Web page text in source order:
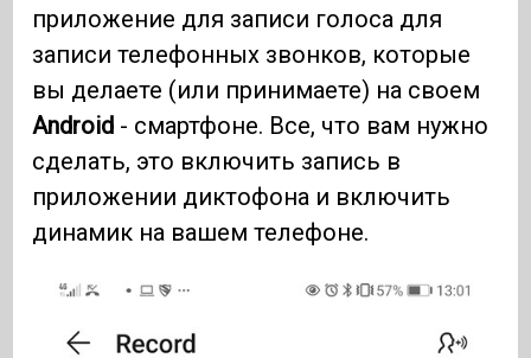
приложение для записи голоса для
записи телефонных звонков, которые
вы делаете (или принимаете) на своем
Android - смартфоне. Все, что вам нужно
сделать, это включить запись в
приложении диктофона и включить
динамик на вашем телефоне.